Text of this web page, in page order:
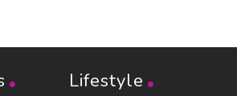
Lifestyle